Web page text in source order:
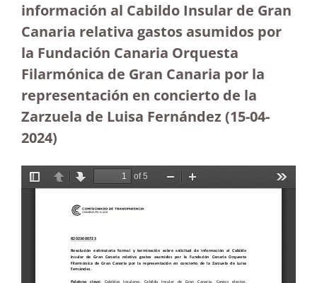
información al Cabildo Insular de Gran
Canaria relativa gastos asumidos por
la Fundación Canaria Orquesta
Filarmónica de Gran Canaria por la
representación en concierto de la
Zarzuela de Luisa Fernández(15-04-
2024)